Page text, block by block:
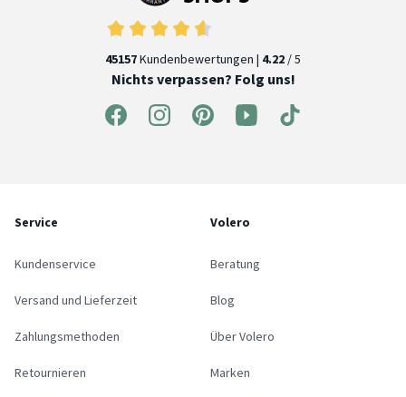
45157Kundenbewertungen | 4.22 / 5
Nichts verpassen? Folg uns!
Service
Kundenservice
Versand und Lieferzeit
Zahlungsmethoden
Retournieren
Volero
Beratung
Blog
Über Volero
Marken